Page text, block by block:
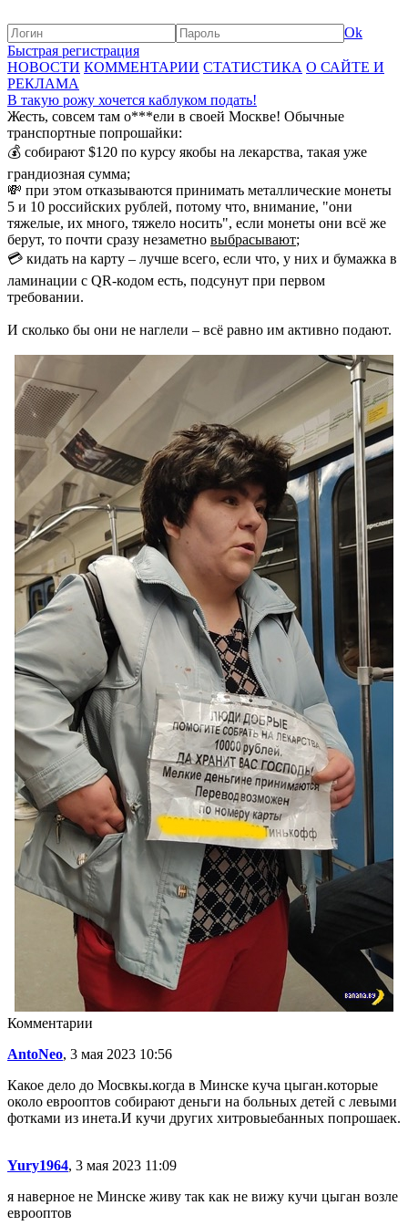
Ok
Быстрая регистрация
НОВОСТИ КОММЕНТАРИИ СТАТИСТИКА О САЙТЕ И
РЕКЛАМА
В такую рожу хочется каблуком подать!
Жесть, совсем там о***ели в своей Москве! Обычные
транспортные попрошайки:
💰 собирают $120 по курсу якобы на лекарства, такая уже
грандиозная сумма;
💸 при этом отказываются принимать металлические монеты
5 и 10 российских рублей, потому что, внимание, "они
тяжелые, их много, тяжело носить", если монеты они всё же
берут, то почти сразу незаметно выбрасывают;
💳 кидать на карту – лучше всего, если что, у них и бумажка в
ламинации с QR-кодом есть, подсунут при первом
требовании.
И сколько бы они не наглели – всё равно им активно подают.
Комментарии
AntoNeo, 3 мая 2023 10:56
Какое дело до Мосвкы.когда в Минске куча цыган.которые
около еврооптов собирают деньги на больных детей с левыми
фотками из инета.И кучи других хитровыебанных попрошаек.
Yury1964, 3 мая 2023 11:09
я наверное не Минске живу так как не вижу кучи цыган возле
еврооптов